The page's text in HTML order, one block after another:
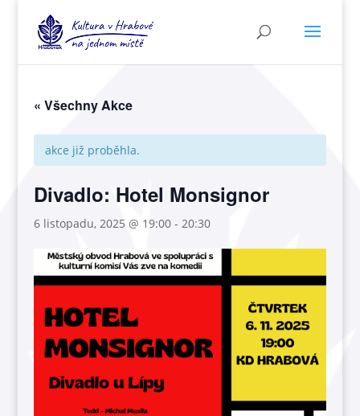
« Všechny Akce
akce již proběhla.
Divadlo: Hotel Monsignor
6 listopadu, 2025 @ 19:00 -20:30